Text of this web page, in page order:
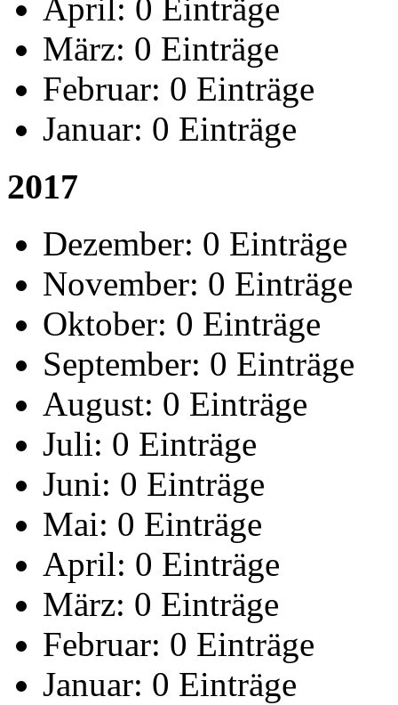
April: 0 Einträge
März: 0 Einträge
Februar: 0 Einträge
Januar: 0 Einträge
2017
Dezember: 0 Einträge
November: 0 Einträge
Oktober: 0 Einträge
September: 0 Einträge
August: 0 Einträge
Juli: 0 Einträge
Juni: 0 Einträge
Mai: 0 Einträge
April: 0 Einträge
März: 0 Einträge
Februar: 0 Einträge
Januar: 0 Einträge